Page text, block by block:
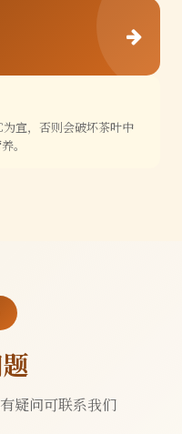
宜，否则会破坏茶叶中
。
疑问可联系我们